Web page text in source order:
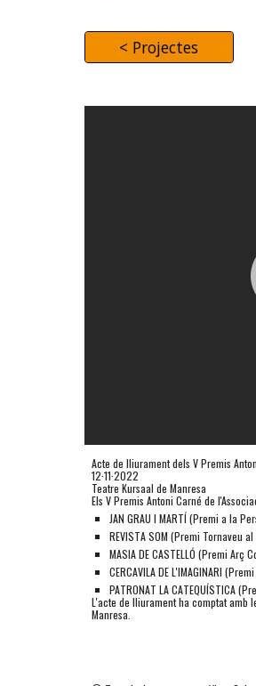
< Projectes
Acte de lliurament dels V Premis
12·11·2022
Teatre Kursaal de Manresa
Els V Premis Antoni Carné de
JAN GRAU I MARTÍ (Premi a la
REVISTA SOM (Premi Tornaveu
MASIA DE CASTELLÓ (Premi Arç
CERCAVILA DE L'IMAGINARI
PATRONAT LA CATEQUÍSTICA
L'acte de lliurament ha comptat amb
Manresa.